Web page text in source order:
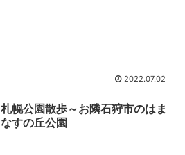
2022.07.02
札幌公園散歩～お隣石狩市のはま
なすの丘公園